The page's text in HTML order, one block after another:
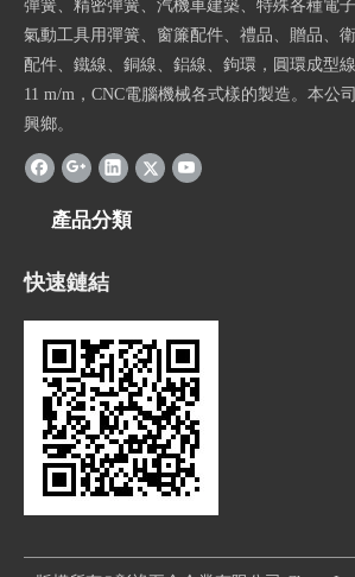
彈簧、精密彈簧、汽機車建築、特殊各種電子
氣動工具用彈簧、窗簾配件、禮品、贈品、
配件、鐵線、銅線、鋁線、鉤環，圓環成型
11 m/m，CNC電腦機械各式樣的製造。本公
興鄉。
產品分類
快速鏈結